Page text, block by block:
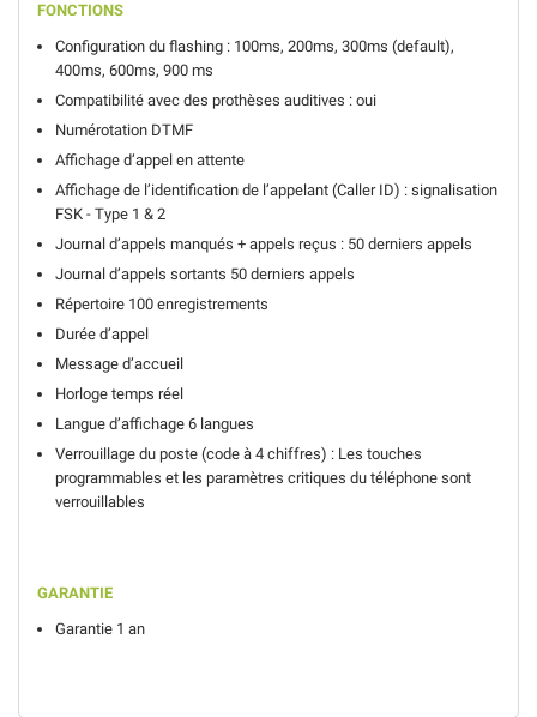
FONCTIONS
Configuration du flashing : 100ms, 200ms, 300ms (default),
400ms, 600ms, 900 ms
Compatibilité avec des prothèses auditives : oui
Numérotation DTMF
Affichage d’appel en attente
Affichage de l’identification de l’appelant (Caller ID) : signalisation
FSK - Type 1 & 2
Journal d’appels manqués + appels reçus : 50 derniers appels
Journal d’appels sortants 50 derniers appels
Répertoire 100 enregistrements
Durée d’appel
Message d’accueil
Horloge temps réel
Langue d’affichage 6 langues
Verrouillage du poste (code à 4 chiffres) : Les touches
programmables et les paramètres critiques du téléphone sont
verrouillables
GARANTIE
Garantie 1 an